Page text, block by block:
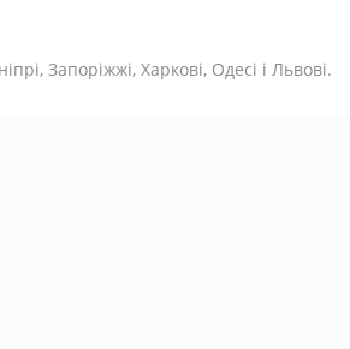
Запоріжжі, Харкові, Одесі і Львові.